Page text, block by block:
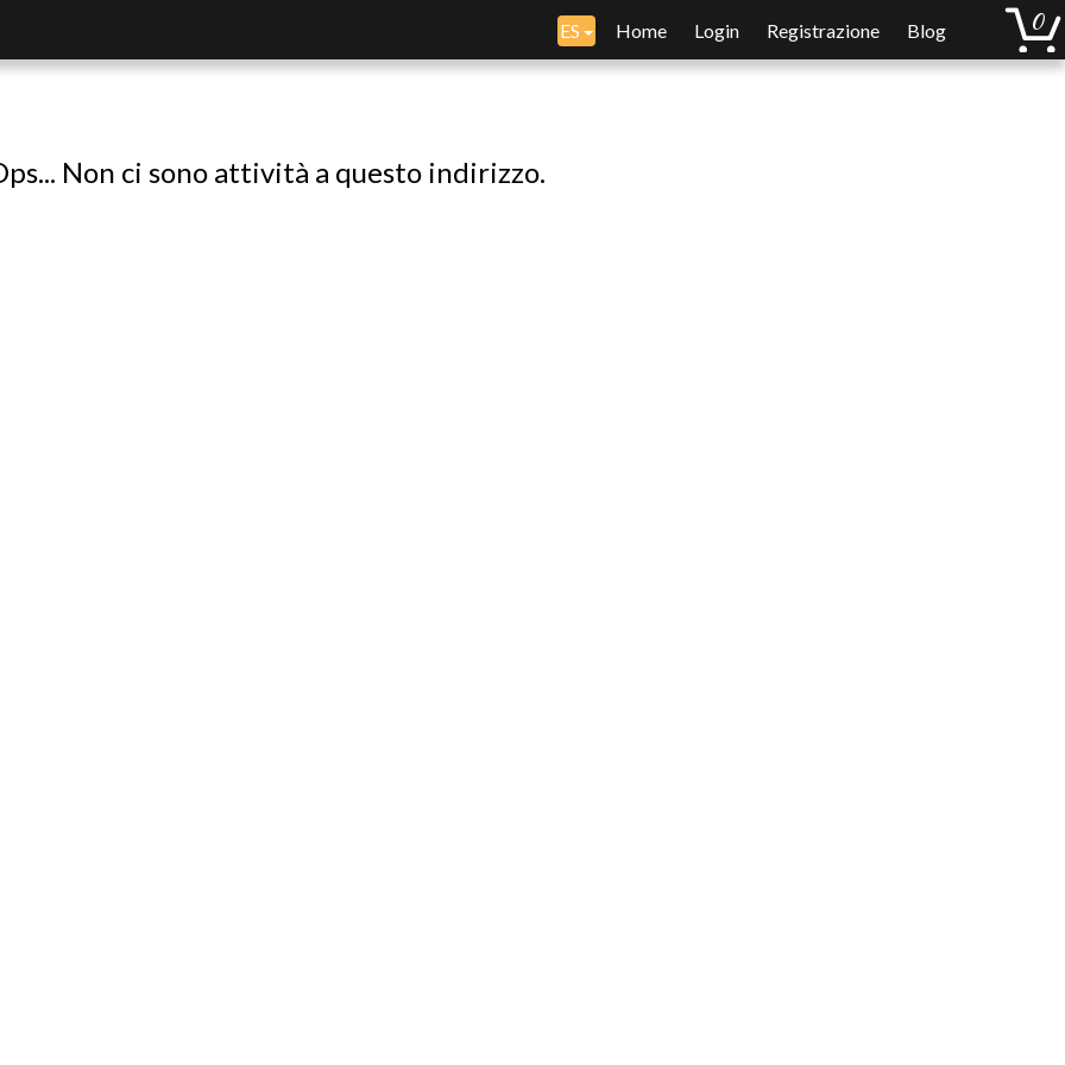
ES Home Login Registrazione Blog
Non ci sono attività a questo indirizzo.